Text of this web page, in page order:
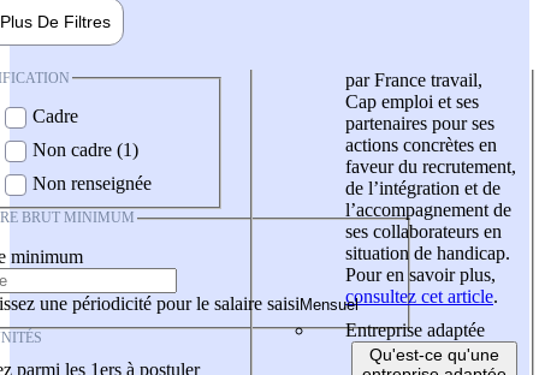
Plus De Filtres
Cadre
Non cadre (1)
Non renseignée
BRUT MINIMUM
minimum
une périodicité pour le salaire saisi
parmi les 1ers à postuler
par France travail,
Cap emploi et ses
partenaires pour ses
actions concrètes en
faveur du recrutement,
de l’intégration et de
l’accompagnement de
ses collaborateurs en
situation de handicap.
Pour en savoir plus,
consultez cet article.
Entreprise adaptée
Qu'est-ce qu'une